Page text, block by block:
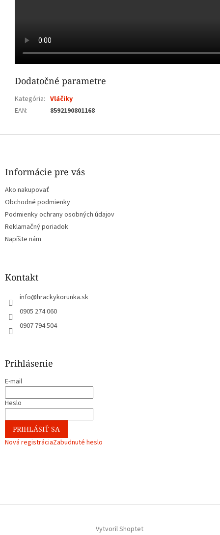
Dodatočné parametre
Kategória: Vláčiky
EAN: 8592190801168
Z
Informácie pre vás
Ako nakupovať
Obchodné podmienky
Podmienky ochrany osobných údajov
Reklamačný poriadok
Napíšte nám
Kontakt
info@hrackykorunka.sk
0905 274 060
0907 794 504
Prihlásenie
E-mail
Heslo
PRIHLÁSIŤ SA
Nová registráciaZabudnuté heslo
Vytvoril Shoptet